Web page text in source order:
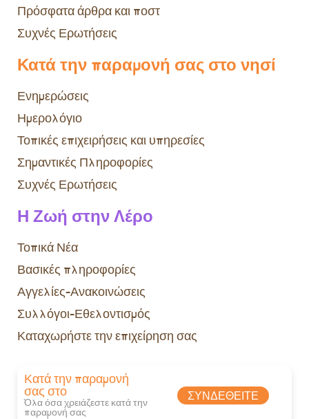
Πρόσφατα άρθρα και ποστ
Συχνές Ερωτήσεις
Κατά την παραμονή σας στο νησί
Ενημερώσεις
Ημερολόγιο
Τοπικές επιχειρήσεις και υπηρεσίες
Σημαντικές Πληροφορίες
Συχνές Ερωτήσεις
Η Ζωή στην Λέρο
Τοπικά Νέα
Βασικές πληροφορίες
Αγγελίες-Ανακοινώσεις
Συλλόγοι-Εθελοντισμός
Καταχωρήστε την επιχείρηση σας
Κατά την παραμονή
σας στο
Όλα όσα χρειάζεστε κατά την
παραμονή σας​
ΣΥΝΔΕΘΕΊΤΕ